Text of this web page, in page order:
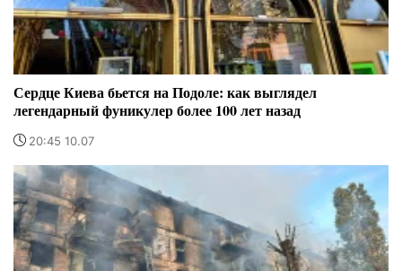
Сердце Киева бьется на Подоле: как выглядел
легендарный фуникулер более 100 лет назад
20:45 10.07